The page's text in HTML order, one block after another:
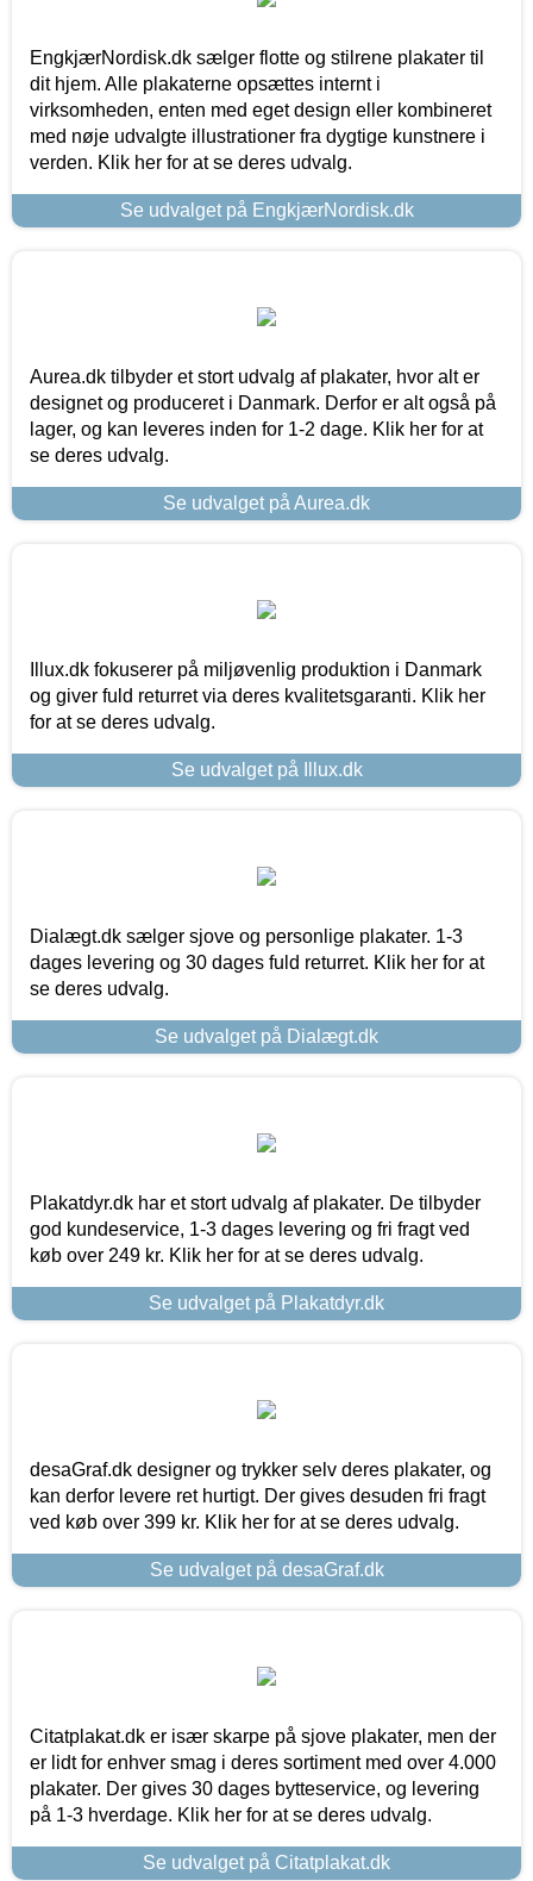
EngkjærNordisk.dk sælger flotte og stilrene plakater til
dit hjem. Alle plakaterne opsættes internt i
virksomheden, enten med eget design eller kombineret
med nøje udvalgte illustrationer fra dygtige kunstnere i
verden. Klik her for at se deres udvalg.
Se udvalget på EngkjærNordisk.dk
Aurea.dk tilbyder et stort udvalg af plakater, hvor alt er
designet og produceret i Danmark. Derfor er alt også på
lager, og kan leveres inden for 1-2 dage. Klik her for at
se deres udvalg.
Se udvalget på Aurea.dk
Illux.dk fokuserer på miljøvenlig produktion i Danmark
og giver fuld returret via deres kvalitetsgaranti. Klik her
for at se deres udvalg.
Se udvalget på Illux.dk
Dialægt.dk sælger sjove og personlige plakater. 1-3
dages levering og 30 dages fuld returret. Klik her for at
se deres udvalg.
Se udvalget på Dialægt.dk
Plakatdyr.dk har et stort udvalg af plakater. De tilbyder
god kundeservice, 1-3 dages levering og fri fragt ved
køb over 249 kr. Klik her for at se deres udvalg.
Se udvalget på Plakatdyr.dk
desaGraf.dk designer og trykker selv deres plakater, og
kan derfor levere ret hurtigt. Der gives desuden fri fragt
ved køb over 399 kr. Klik her for at se deres udvalg.
Se udvalget på desaGraf.dk
Citatplakat.dk er især skarpe på sjove plakater, men der
er lidt for enhver smag i deres sortiment med over 4.000
plakater. Der gives 30 dages bytteservice, og levering
på 1-3 hverdage. Klik her for at se deres udvalg.
Se udvalget på Citatplakat.dk